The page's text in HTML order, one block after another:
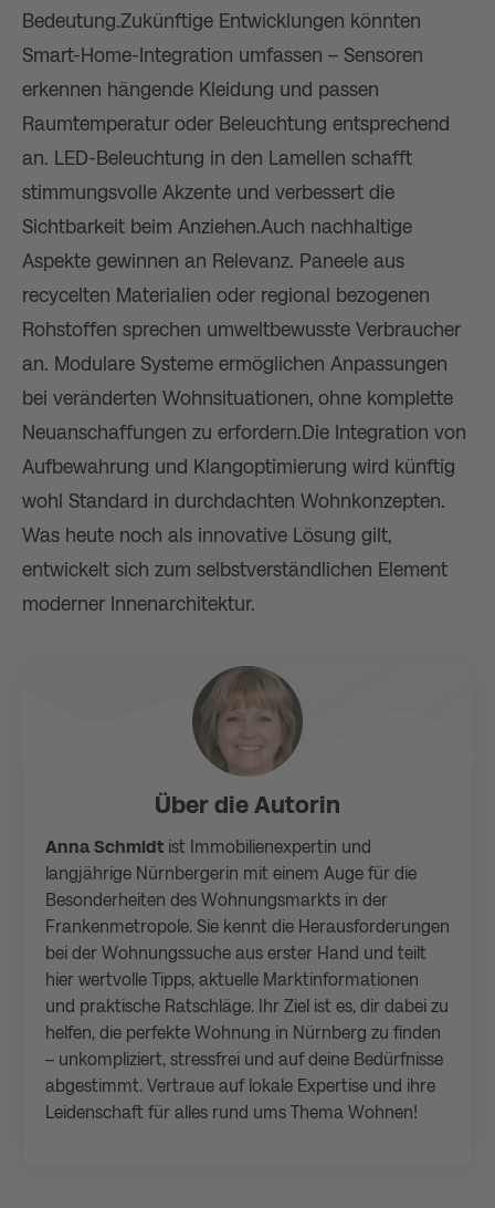
Bedeutung.Zukünftige Entwicklungen könnten
Smart-Home-Integration umfassen – Sensoren
erkennen hängende Kleidung und passen
Raumtemperatur oder Beleuchtung entsprechend
an. LED-Beleuchtung in den Lamellen schafft
stimmungsvolle Akzente und verbessert die
Sichtbarkeit beim Anziehen.Auch nachhaltige
Aspekte gewinnen an Relevanz. Paneele aus
recycelten Materialien oder regional bezogenen
Rohstoffen sprechen umweltbewusste Verbraucher
an. Modulare Systeme ermöglichen Anpassungen
bei veränderten Wohnsituationen, ohne komplette
Neuanschaffungen zu erfordern.Die Integration von
Aufbewahrung und Klangoptimierung wird künftig
wohl Standard in durchdachten Wohnkonzepten.
Was heute noch als innovative Lösung gilt,
entwickelt sich zum selbstverständlichen Element
moderner Innenarchitektur.
Über die Autorin
Anna Schmidt ist Immobilienexpertin und
langjährige Nürnbergerin mit einem Auge für die
Besonderheiten des Wohnungsmarkts in der
Frankenmetropole. Sie kennt die Herausforderungen
bei der Wohnungssuche aus erster Hand und teilt
hier wertvolle Tipps, aktuelle Marktinformationen
und praktische Ratschläge. Ihr Ziel ist es, dir dabei zu
helfen, die perfekte Wohnung in Nürnberg zu finden
– unkompliziert, stressfrei und auf deine Bedürfnisse
abgestimmt. Vertraue auf lokale Expertise und ihre
Leidenschaft für alles rund ums Thema Wohnen!